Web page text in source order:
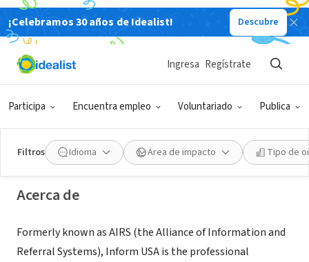
¡Celebramos 30 años de Idealist! Descubre
Participa Encuentra empleo Voluntariado Publica
Ingresa Regístrate
Filtros Idioma Área de impacto Tipo de
Inform USA
Bethesda, MD informusa.org
Acerca de
Formerly known as AIRS (the Alliance of Information and
Referral Systems), Inform USA is the professional